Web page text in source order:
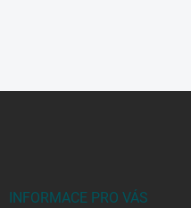
INFORMACE PRO VÁS